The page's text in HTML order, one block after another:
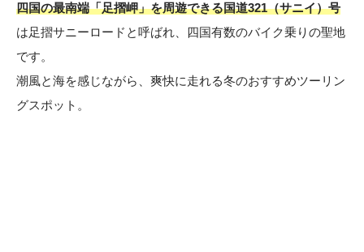
四国の最南端「足摺岬」を周遊できる国道321（サニイ）号
は足摺サニーロードと呼ばれ、四国有数のバイク乗りの聖地
です。
潮風と海を感じながら、爽快に走れる冬のおすすめツーリン
グスポット。